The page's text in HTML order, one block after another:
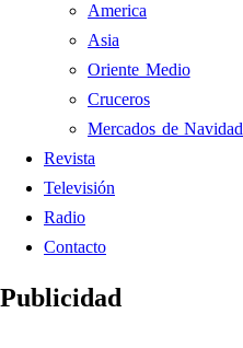
America
Asia
Oriente Medio
Cruceros
Mercados de Navidad
Revista
Televisión
Radio
Contacto
Publicidad